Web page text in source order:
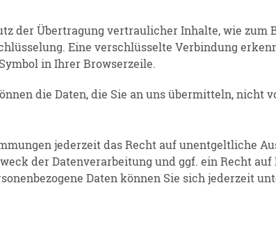
der Übertragung vertrau­licher Inhalte, wie zum
Eine verschlüs­selte Verbindung
in Ihrer Browser­zeile.
die Daten, die Sie an uns übermitteln, nicht
jederzeit das Recht auf unent­gelt­liche
der Daten­ver­ar­beitung und ggf. ein Recht
Daten können Sie sich jederzeit